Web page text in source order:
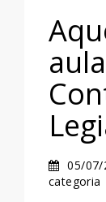
05/07/
categoria